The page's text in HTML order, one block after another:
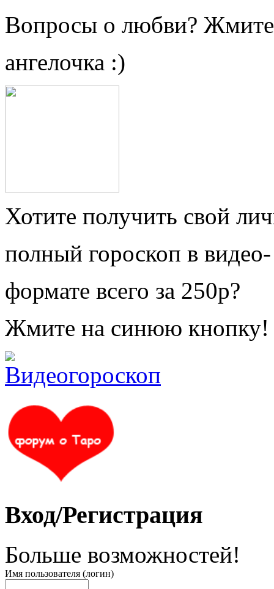
Вопросы о любви?
ангелочка :)
Хотите получить свой
полный гороскоп в видео-
формате всего за 250р?
Жмите на синюю кнопку!
Вход/Регистрация
Больше возможностей!
Имя пользователя (логин)